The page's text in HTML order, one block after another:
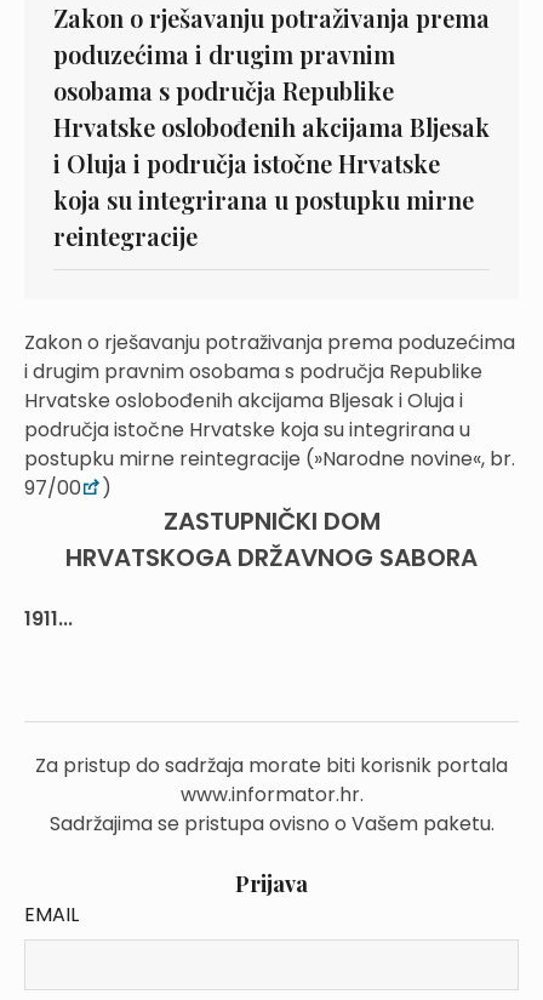
Zakon o rješavanju potraživanja prema
poduzećima i drugim pravnim
osobama s područja Republike
Hrvatske oslobođenih akcijama Bljesak
i Oluja i područja istočne Hrvatske
koja su integrirana u postupku mirne
reintegracije
Zakon o rješavanju potraživanja prema poduzećima
i drugim pravnim osobama s područja Republike
Hrvatske oslobođenih akcijama Bljesak i Oluja i
područja istočne Hrvatske koja su integrirana u
postupku mirne reintegracije (»Narodne novine«, br.
97/00
)
ZASTUPNIČKI DOM
HRVATSKOGA DRŽAVNOG SABORA
1911...
Za pristup do sadržaja morate biti korisnik portala
www.informator.hr.
Sadržajima se pristupa ovisno o Vašem paketu.
Prijava
EMAIL